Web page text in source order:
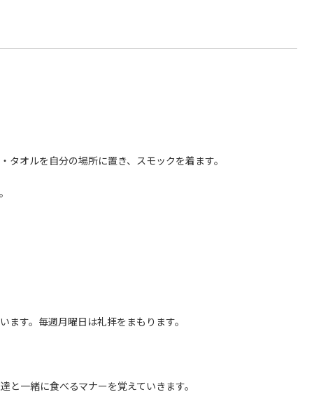
オルを自分の場所に置き、スモックを着ます。
す。毎週月曜日は礼拝をまもります。
一緒に食べるマナーを覚えていきます。